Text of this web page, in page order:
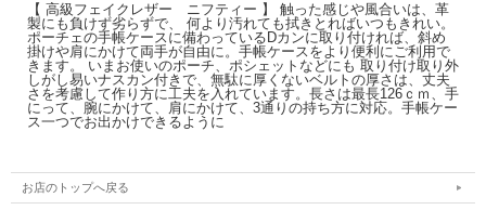
【 高級フェイクレザー ニフティー 】 触った感じや風合いは、革
製にも負けず劣らずで、 何より汚れても拭きとればいつもきれい。
ポーチェの手帳ケースに備わっているDカンに取り付ければ、斜め
掛けや肩にかけて両手が自由に。手帳ケースをより便利にご利用で
きます。 いまお使いのポーチ、ポシェットなどにも 取り付け取り外
しがし易いナスカン付きで、無駄に厚くないベルトの厚さは、丈夫
さを考慮して作り方に工夫を入れています。長さは最長126ｃｍ、手
にって、腕にかけて、肩にかけて、3通りの持ち方に対応。手帳ケー
ス一つでお出かけできるように
お店のトップへ戻る